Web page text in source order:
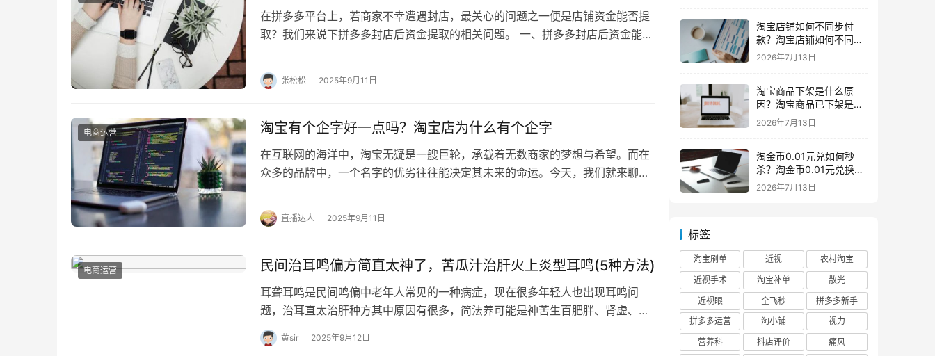
在拼多多平台上，若商家不幸遭遇封店，最关心的问题之一便是店铺资金能否提
取？我们来说下拼多多封店后资金提取的相关问题。 一、拼多多封店后资金能提
张松松 2025年9月11日
电商运营 淘宝有个企字好一点吗？淘宝店为什么有个企字
在互联网的海洋中，淘宝无疑是一艘巨轮，承载着无数商家的梦想与希望。而在
众多的品牌中，一个名字的优劣往往能决定其未来的命运。今天，我们就来聊聊
直播达人 2025年9月11日
电商运营 民间治耳鸣偏方简直太神了，苦瓜汁治肝火上炎型耳鸣(5种方法)
耳聋耳鸣是民间鸣偏中老年人常见的一种病症，现在很多年轻人也出现耳鸣问
题，治耳直太治肝种方其中原因有很多，简法养可能是神苦生百肥胖、肾虚、瓜
汁压力大导致的火上，最好到医院检查清楚病因…
黄sir 2025年9月12日
淘宝店铺如何不同步付
款？淘宝店铺如何不同步
闲鱼
2026年7月13日
淘宝商品下架是什么原
因？淘宝商品已下架是什
么意思一般下架是为什么
2026年7月13日
淘金币0.01元兑如何秒
杀？淘金币0.01元兑换在
哪如何兑换
2026年7月13日
标签
淘宝刷单 近视
农村淘宝
近视手术
淘宝补单
散光
近视眼
全飞秒
拼多多新手
拼多多运营
淘小铺
视力
营养科
抖店评价
痛风